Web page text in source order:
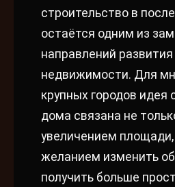
строительство в
остаётся одним из
направлений
недвижимости. Для
крупных городов идея
дома связана не
увеличением площади,
желанием изменить
получить больше